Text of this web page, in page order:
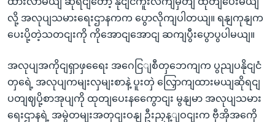
လို့ အလုပျသမားရေးဌာနကက ပွောလိုကျပါတယျ။ ရနျကုနျက
ပေးပို့တဲ့သတငျးကို ကိုအောငျအောငျ ဆကျပွီးပွောပွပါမယျ။
အလုပျအကိုငျရှာဖှရေေး အဂေငြျစီတှဘေကျက ပွညျပနိုငျငံ
တှရေဲ့ အလုပျကမျးလှမျးစာနဲ့ ပူးတှဲ လြှောကျထားမယျဆိုရငျ
ပတျဈပို့စာအုပျကို ထုတျပေးနကွေောငျး မွနျမာ အလုပျသမား
ရေးဌာနရဲ့ အမွဲတမျးအတှငျးဝနျ ဦးညှန့ျဝငျးက ဗှီအိုအကေို